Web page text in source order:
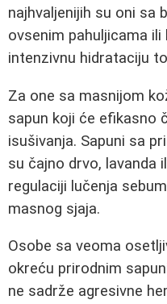
najhvaljenijih su oni sa
ovsenim pahuljicama
intenzivnu hidrataciju
Za one sa masnijom
sapun koji će efikasno
isušivanja. Sapuni sa
su čajno drvo, lavanda
regulaciji lučenja
masnog sjaja.
Osobe sa veoma
okreću prirodnim
ne sadrže agresivne